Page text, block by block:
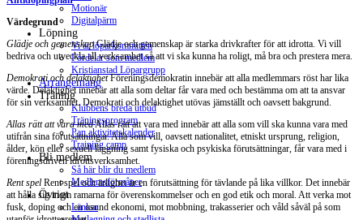
Motionär
Digitalpärm
Löpning
Vi är löparkommittén
Fördelar som medlem
Kristianstad Löpargrupp
Arrangemang
Träning
Klubbens breda utbud
Träningsprogram
Pan aktivitetskalender
Training camp
Bli medlem
Så här blir du medlem
Medlemsförmåner
Övrigt
Länkar
Värdegrund
Glädje och gemenskapGlädje och gemenskap är starka drivkrafter för att idrotta. Vi vill
bedriva och utveckla all verksamhet så att vi ska kunna ha roligt, må bra och prestera mera.
Demokrati och delaktighetFöreningsdemokratin innebär att alla medlemmars röst har lika
värde. Delaktighet innebär att alla som deltar får vara med och bestämma om att ta ansvar
för sin verksamhet. Demokrati och delaktighet utövas jämställt och oavsett bakgrund.
Allas rätt att vara medAllas rätt att vara med innebär att alla som vill ska kunna vara med
utifrån sina förutsättningar. Alla som vill, oavsett nationalitet, etniskt ursprung, religion,
ålder, kön eller sexuell läggning samt fysiska och psykiska förutsättningar, får vara med i
föreningsdriven idrottsverksamhet.
Rent spel Rent spel och ärlighet är en förutsättning för tävlande på lika villkor. Det innebär
att hålla sig inom ramarna för överenskommelser och en god etik och moral. Att verka mot
fusk, doping och en osund ekonomi, mot mobbning, trakasserier och våld såväl på som